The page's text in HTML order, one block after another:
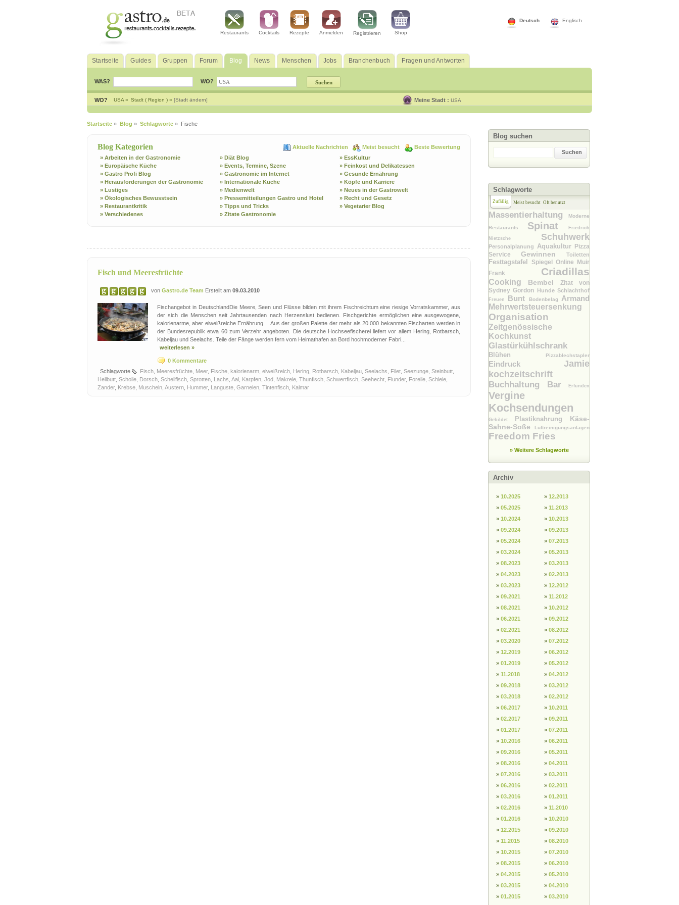
Englisch
Deutsch
Restaurants Cocktails Rezepte Anmelden Registrieren Shop
Startseite Guides Gruppen Forum Blog News Menschen Jobs Branchenbuch Fragen und Antworten
WAS? WO?
WO? USA » Stadt ( Region ) » [Stadt ändern] Meine Stadt : USA
Startseite » Blog » Schlagworte » Fische
Aktuelle Nachrichten Meist besucht Beste Bewertung
Blog Kategorien
» Arbeiten in der Gastronomie » Diät Blog
» EssKultur
» Europäische Küche
» Events, Termine, Szene
» Feinkost und Delikatessen
» Gastro Profi Blog
» Gastronomie im Internet
» Gesunde Ernährung
» Herausforderungen der Gastronomie
» Internationale Küche
» Köpfe und Karriere
» Lustiges
» Medienwelt
» Neues in der Gastrowelt
» Ökologisches Bewusstsein
» Pressemitteilungen Gastro und Hotel
» Recht und Gesetz
» Restaurantkritik
» Tipps und Tricks
» Vegetarier Blog
» Verschiedenes
» Zitate Gastronomie
Fisch und Meeresfrüchte
von Gastro.de Team Erstellt am 09.03.2010
Fischangebot in DeutschlandDie Meere, Seen und Flüsse bilden mit ihrem Fischreichtum eine riesige Vorratskammer, aus
der sich die Menschen seit Jahrtausenden nach Herzenslust bedienen. Fischgerichte ermöglichen eine ausgewogene,
kalorienarme, aber eiweißreiche Ernährung. Aus der großen Palette der mehr als 20.000 bekannten Fischarten werden in
der Bundesrepublik etwa 60 zum Verzehr angeboten. Die deutsche Hochseefischerei liefert vor allem Hering, Rotbarsch,
Kabeljau und Seelachs. Teile der Fänge werden fern vom Heimathafen an Bord hochmoderner Fabri...
weiterlesen »
0 Kommentare
Schlagworte
Fisch Meeresfrüchte Meer, Fische kalorienarm eiweißreich Hering Rotbarsch Kabeljau Seelachs Filet Seezunge Steinbutt
Heilbutt Scholle Dorsch Schellfisch Sprotten Lachs Aal Karpfen Jod Makrele Thunfisch Schwertfisch Seehecht Flunder, Forelle Schleie
Zander, Krebse Muscheln Austern Hummer, Languste Garnelen Tintenfisch Kalmar
Blog suchen
Suchen
Schlagworte
Zufällig Meist besucht Oft benutzt
Massentierhaltung Moderne
Restaurants Spinat Friedrich
Nietzsche Schuhwerk
Personalplanung Aquakultur Pizza
Service Gewinnen Toiletten
Festtagstafel Spiegel Online
Muir
Frank Criadillas
Cooking Bembel Zitat von
Sydney Gordon HundeSchlachthof
Freuen Bunt Bodenbelag Armand
Mehrwertsteuersenkung
Organisation
Zeitgenössische
Kochkunst
Glastürkühlschrank
Blühen Pizzablechstapler
Eindruck Jamie
kochzeitschrift
Buchhaltung Bar Erfunden
Vergine
Kochsendungen
Gebildet Plastiknahrung Käse-
Sahne-Soße
Luftreinigungsanlagen
Freedom Fries
» Weitere Schlagworte
Archiv
» 10.2025
» 05.2025
» 10.2024
» 09.2024
» 05.2024
» 03.2024
» 08.2023
» 04.2023
» 03.2023
» 09.2021
» 08.2021
» 06.2021
» 02.2021
» 03.2020
» 12.2019
» 01.2019
» 11.2018
» 09.2018
» 03.2018
» 06.2017
» 02.2017
» 01.2017
» 10.2016
» 09.2016
» 08.2016
» 07.2016
» 06.2016
» 03.2016
» 02.2016
» 01.2016
» 12.2015
» 11.2015
» 10.2015
» 08.2015
» 04.2015
» 03.2015
» 01.2015
» 12.2013
» 11.2013
» 10.2013
» 09.2013
» 07.2013
» 05.2013
» 03.2013
» 02.2013
» 12.2012
» 11.2012
» 10.2012
» 09.2012
» 08.2012
» 07.2012
» 06.2012
» 05.2012
» 04.2012
» 03.2012
» 02.2012
» 10.2011
» 09.2011
» 07.2011
» 06.2011
» 05.2011
» 04.2011
» 03.2011
» 02.2011
» 01.2011
» 11.2010
» 10.2010
» 09.2010
» 08.2010
» 07.2010
» 06.2010
» 05.2010
» 04.2010
» 03.2010